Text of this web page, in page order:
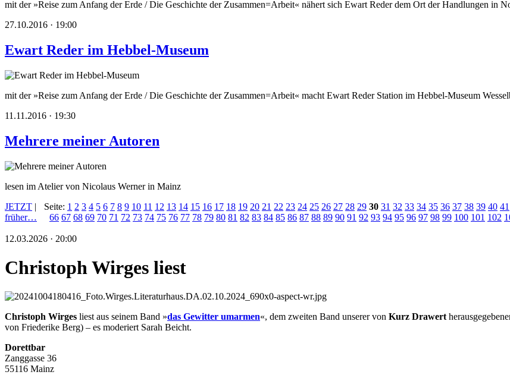
mit der »Reise zum Anfang der Erde / Die Geschichte der Zusammen=Arbeit« nähert sich Ewart Reder dem Ort der Handlungen in
27.10.2016 · 19:00
Ewart Reder im Hebbel-Museum
mit der »Reise zum Anfang der Erde / Die Geschichte der Zusammen=Arbeit« macht Ewart Reder Station im Hebbel-Museum
11.11.2016 · 19:30
Mehrere meiner Autoren
lesen im Atelier von Nicolaus Werner in Mainz
JETZT |
früher…
Seite: 1 2 3 4 5 6 7 8 9 10 11 12 13 14 15 16 17 18 19 20 21 22 23 24 25 26 27 28 29 30 31 32 33 34 35 36 37 38 39 40 41
66 67 68 69 70 71 72 73 74 75 76 77 78 79 80 81 82 83 84 85 86 87 88 89 90 91 92 93 94 95 96 97 98 99 100 101 102
12.03.2026 · 20:00
Christoph Wirges liest
Christoph Wirges liest aus seinem Band »das Gewitter umarmen«, dem zweiten Band unserer von Kurz Drawert
von Friederike Berg) – es moderiert Sarah Beicht.
Dorettbar
Zanggasse 36
55116 Mainz